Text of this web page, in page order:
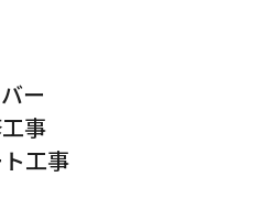
ー
事
工事